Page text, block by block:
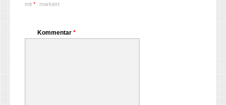
mit * markiert
Kommentar *